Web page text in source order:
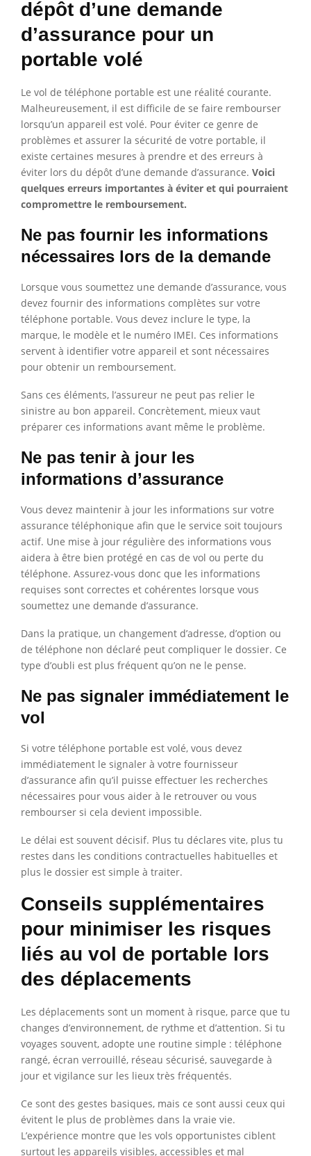
dépôt d’une demande
d’assurance pour un
portable volé
Le vol de téléphone portable est une réalité courante.
Malheureusement, il est difficile de se faire rembourser
lorsqu’un appareil est volé. Pour éviter ce genre de
problèmes et assurer la sécurité de votre portable, il
existe certaines mesures à prendre et des erreurs à
éviter lors du dépôt d’une demande d’assurance. Voici
quelques erreurs importantes à éviter et qui pourraient
compromettre le remboursement.
Ne pas fournir les informations
nécessaires lors de la demande
Lorsque vous soumettez une demande d’assurance, vous
devez fournir des informations complètes sur votre
téléphone portable. Vous devez inclure le type, la
marque, le modèle et le numéro IMEI. Ces informations
servent à identifier votre appareil et sont nécessaires
pour obtenir un remboursement.
Sans ces éléments, l’assureur ne peut pas relier le
sinistre au bon appareil. Concrètement, mieux vaut
préparer ces informations avant même le problème.
Ne pas tenir à jour les
informations d’assurance
Vous devez maintenir à jour les informations sur votre
assurance téléphonique afin que le service soit toujours
actif. Une mise à jour régulière des informations vous
aidera à être bien protégé en cas de vol ou perte du
téléphone. Assurez-vous donc que les informations
requises sont correctes et cohérentes lorsque vous
soumettez une demande d’assurance.
Dans la pratique, un changement d’adresse, d’option ou
de téléphone non déclaré peut compliquer le dossier. Ce
type d’oubli est plus fréquent qu’on ne le pense.
Ne pas signaler immédiatement le
vol
Si votre téléphone portable est volé, vous devez
immédiatement le signaler à votre fournisseur
d’assurance afin qu’il puisse effectuer les recherches
nécessaires pour vous aider à le retrouver ou vous
rembourser si cela devient impossible.
Le délai est souvent décisif. Plus tu déclares vite, plus tu
restes dans les conditions contractuelles habituelles et
plus le dossier est simple à traiter.
Conseils supplémentaires
pour minimiser les risques
liés au vol de portable lors
des déplacements
Les déplacements sont un moment à risque, parce que tu
changes d’environnement, de rythme et d’attention. Si tu
voyages souvent, adopte une routine simple : téléphone
rangé, écran verrouillé, réseau sécurisé, sauvegarde à
jour et vigilance sur les lieux très fréquentés.
Ce sont des gestes basiques, mais ce sont aussi ceux qui
évitent le plus de problèmes dans la vraie vie.
L’expérience montre que les vols opportunistes ciblent
surtout les appareils visibles, accessibles et mal